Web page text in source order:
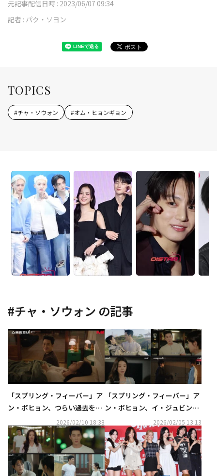
元記事配信日時 : 2023/06/07 09:34
記者 : パク・ソヨン
TOPICS
#チャ・ソウォン #オム・ヒョンギョン
#チャ・ソウォン の記事
「スプリング・フィーバー」ア
ン・ボヒョン、つらい過去を
イ・ジュビンに打ち明ける【ネ
タバレあり】
2026/02/10 18:38
「スプリング・フィーバー」ア
ン・ボヒョン、イ・ジュビンの
前で衝撃の告白【ネタバレあ
り】
2026/02/05 13:13